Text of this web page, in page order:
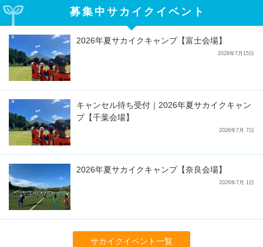
募集中サカイクイベント
2026年夏サカイクキャンプ【富士会場】
2026年7月15日
キャンセル待ち受付｜2026年夏サカイクキャン
プ【千葉会場】
2026年7月 7日
2026年夏サカイクキャンプ【奈良会場】
2026年7月 1日
サカイクイベント一覧